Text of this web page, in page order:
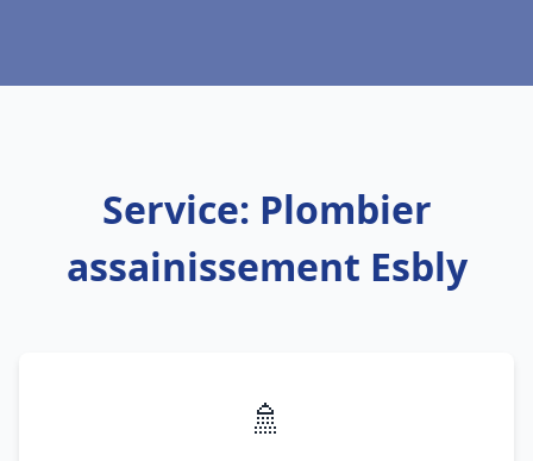
Service: Plombier
assainissement Esbly
🚿